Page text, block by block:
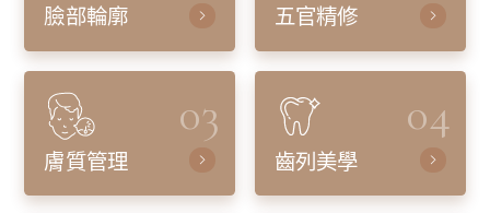
臉部輪廓 五官精修
03
膚質管理
04
齒列美學